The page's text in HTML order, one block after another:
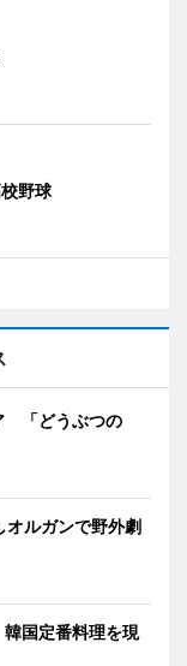
野球
「どうぶつの
ルガンで野外劇
国定番料理を現